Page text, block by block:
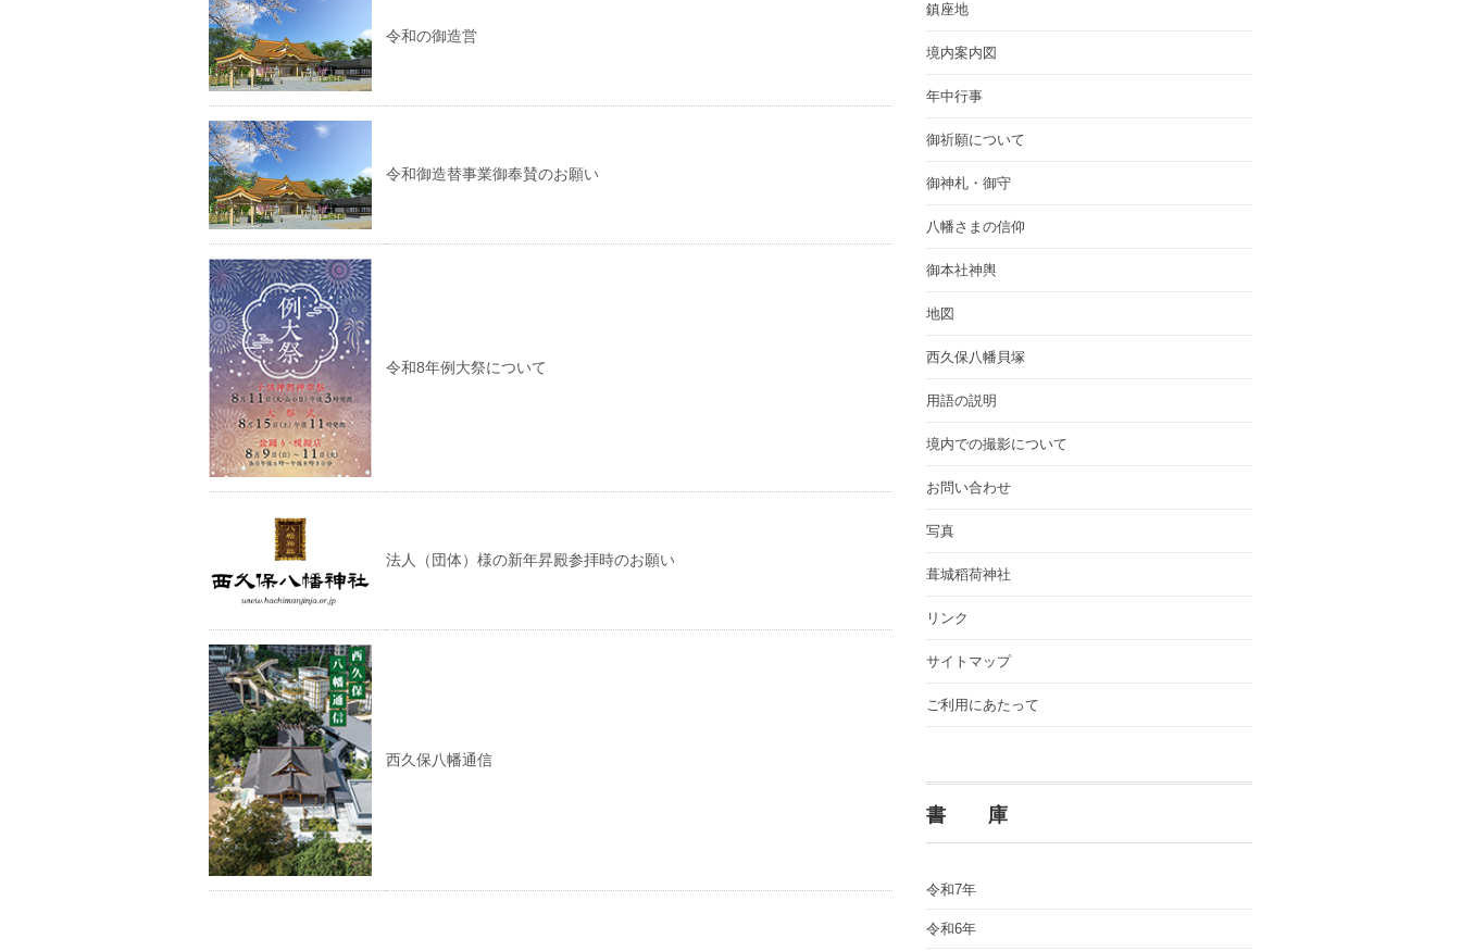
令和の御造営
令和御造替事業御奉賛のお願い
令和8年例大祭について
法人（団体）様の新年昇殿参拝時のお願い
西久保八幡通信
鎮座地
境内案内図
年中行事
御祈願について
御神札・御守
八幡さまの信仰
御本社神輿
地図
西久保八幡貝塚
用語の説明
境内での撮影について
お問い合わせ
写真
葺城稻荷神社
リンク
サイトマップ
ご利用にあたって
書 庫
令和7年
令和6年